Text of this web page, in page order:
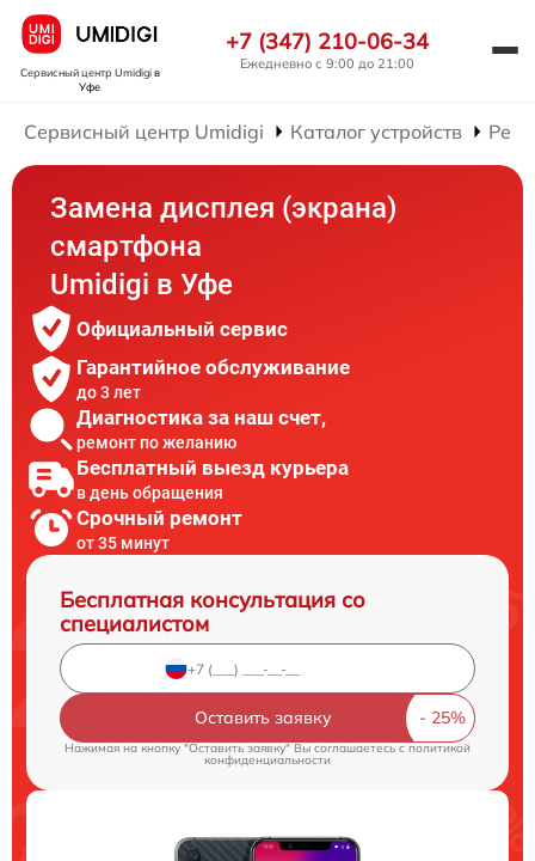
Сервисный центр Umidigiв
Уфе
+7 (347) 210-06-34
Ежедневно с 9:00 до 21:00
Сервисный центр Umidigi Каталог устройств
Замена дисплея (экрана)
смартфона
Umidigi в Уфе
Официальный сервис
Гарантийное обслуживание
до 3 лет
Диагностика за наш счет,
ремонт по желанию
Бесплатный выезд курьера
в день обращения
Срочный ремонт
от 35 минут
Бесплатная консультация со
специалистом
Оставить заявку
Нажимая на кнопку "Оставить заявку" Вы соглашаетесь c политикой
конфиденциальности